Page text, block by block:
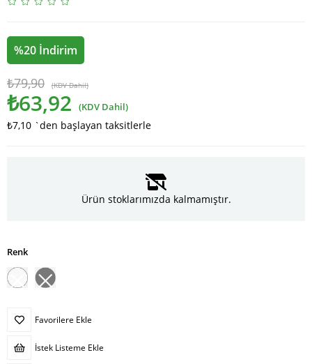
%20 İndirim
₺79,90 (KDV Dahil)
₺63,92 (KDV Dahil)
₺7,10 `den başlayan taksitlerle
Ürün stoklarımızda kalmamıştır.
Renk
Favorilere Ekle
İstek Listeme Ekle